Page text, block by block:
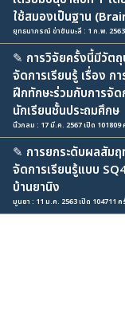
ใช้สมองเป็นฐาน
ยุทธนาภรณ์ ข่าขันมะลี : 1 ก.พ.
✎ การวิจัยครั้งนี้มีวัต
จัดการเรียนรู้ เรื่อง ก
ฝึกทักษะร่วมกับการจัด
นักเรียนชั้นประถมศึกษ
นิ้วกลม : 17 มี.ค. 2567 เปิด 101809
✎ การยกระดับผลสัม
จัดการเรียนรู้แบบ
บ้านยานิง
มูนยา : 11 ม.ค. 2563 เปิด 104711 ค